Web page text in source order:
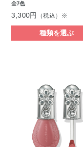
全7色
3,300円 （税込）※
種類を選ぶ